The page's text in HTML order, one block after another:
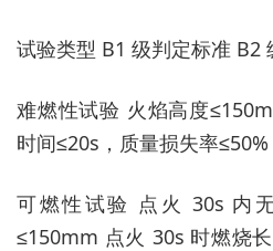
试验类型 B1 级判定标准 B2
难燃性试验 火焰高度
时间≤20s，质量损失率
可燃性试验 点火 30s 内
≤150mm 点火 30s 时燃烧